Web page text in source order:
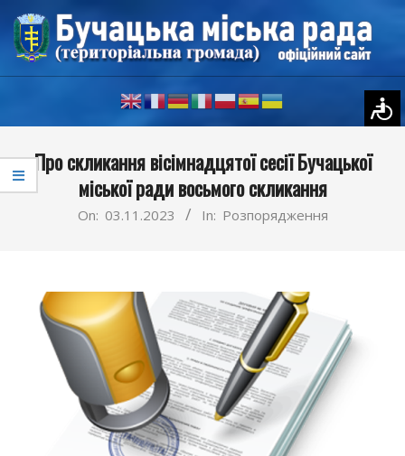
Skip
content
Navigation
Menu
Про скликання вісімнадцятої сесії Бучацької
міської ради восьмого скликання
On: 03.11.2023 In: Розпорядження